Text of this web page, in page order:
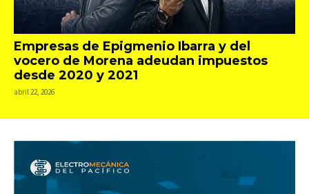
Empresas de Epigmenio Ibarra y del
vocero de Morena adeudan impuestos
desde 2020 y 2021
abril 22, 2026